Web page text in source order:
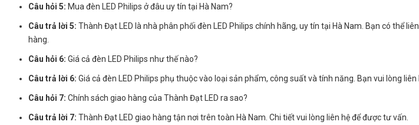
Câu hỏi 5: Mua đèn LED Philips ở đâu uy tín tại Hà Nam?
Câu trả lời 5: Thành Đạt LED là nhà phân phối đèn LED Philips chính hãng, uy tín tại Hà Nam. Bạn có thể
hàng.
Câu hỏi 6: Giá cả đèn LED Philips như thế nào?
Câu trả lời 6: Giá cả đèn LED Philips phụ thuộc vào loại sản phẩm, công suất và tính năng. Bạn vui lòng
Câu hỏi 7: Chính sách giao hàng của Thành Đạt LED ra sao?
Câu trả lời 7: Thành Đạt LED giao hàng tận nơi trên toàn Hà Nam. Chi tiết vui lòng liên hệ để được tư vấn.